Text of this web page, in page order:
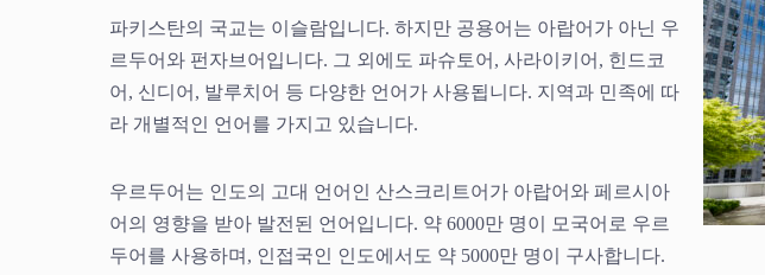
파키스탄의 국교는 이슬람입니다. 하지만 공용어는 아랍어가 아닌 우
르두어와 펀자브어입니다. 그 외에도 파슈토어, 사라이키어, 힌드코
어, 신디어, 발루치어 등 다양한 언어가 사용됩니다. 지역과 민족에 따
라 개별적인 언어를 가지고 있습니다.
우르두어는 인도의 고대 언어인 산스크리트어가 아랍어와 페르시아
어의 영향을 받아 발전된 언어입니다. 약 6000만 명이 모국어로 우르
두어를 사용하며, 인접국인 인도에서도 약 5000만 명이 구사합니다.